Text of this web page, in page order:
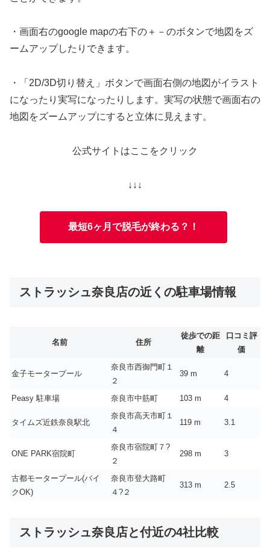
・画面右のgoogle mapの右下の＋－のボタンで地図をズ
ームアップしたりできます。
・「2D/3D切り替え」ボタンで画面右側の地図がイラスト
になったり実写になったりします。実写の状態で画面右の
地図をズームアップにすると立体に見えます。
公式サイトはここをクリック
↓↓↓
最短6ヶ月で脱毛が終わる？！
ストラッシュ奈良店の近くの駐車場情報
名前 住所
徒歩での距
離
口コミ評
価
金子モータープール
奈良市西御門町１
２
39 m 4
Peasy 駐車場 奈良市中筋町 103 m 4
タイムズ近鉄奈良駅北
奈良市高天市町１
４
119 m 3.1
ONE PARK宿院町
奈良市宿院町７?
２
298 m 3
古都モータープール(バイ
クOK)
奈良市登大路町
４?２
313 m 2.5
ストラッシュ奈良店と付近の4社比較